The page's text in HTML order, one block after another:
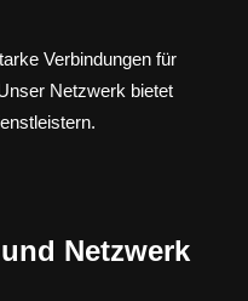
Verbindungen für
Netzwerk bietet
Netzwerk